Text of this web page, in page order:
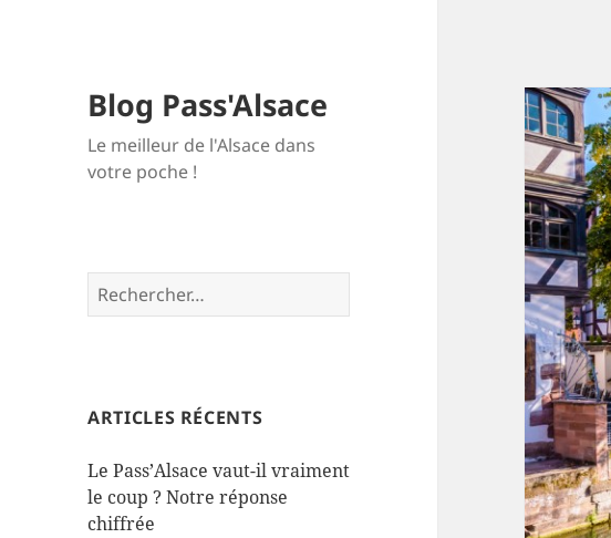
Blog Pass'Alsace
Le meilleur de l'Alsace dans
votre poche !
Rechercher :
ARTICLES RÉCENTS
Le Pass’Alsace vaut-il vraiment
le coup ? Notre réponse
chiffrée